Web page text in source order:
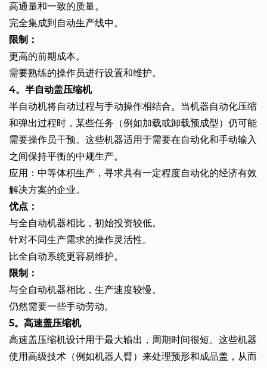
高通量和一致的质量。
完全集成到自动生产线中。
限制：
更高的前期成本。
需要熟练的操作员进行设置和维护。
4。半自动盖压缩机
半自动机将自动过程与手动操作相结合。当机器自动化压缩
和弹出过程时，某些任务（例如加载或卸载预成型）仍可能
需要操作员干预。这些机器适用于需要在自动化和手动输入
之间保持平衡的中规生产。
应用：中等体积生产，寻求具有一定程度自动化的经济有效
解决方案的企业。
优点：
与全自动机器相比，初始投资较低。
针对不同生产需求的操作灵活性。
比全自动系统更容易维护。
限制：
与全自动机器相比，生产速度较慢。
仍然需要一些手动劳动。
5。高速盖压缩机
高速盖压缩机设计用于最大输出，周期时间很短。这些机器
使用高级技术（例如机器人臂）来处理预形和成品盖，从而